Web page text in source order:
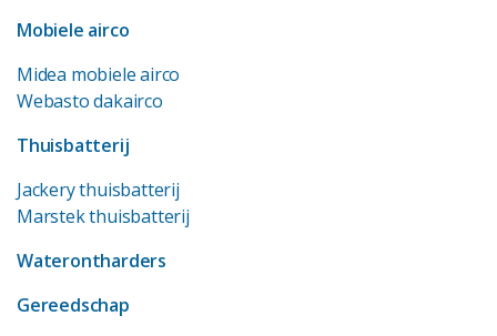
Mobiele airco
Midea mobiele airco
Webasto dakairco
Thuisbatterij
Jackery thuisbatterij
Marstek thuisbatterij
Waterontharders
Gereedschap